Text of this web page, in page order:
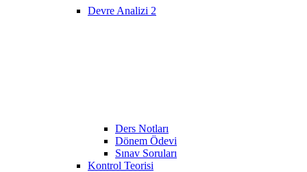
Devre Analizi 2
Ders Notları
Dönem Ödevi
Sınav Soruları
Kontrol Teorisi